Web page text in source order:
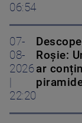
06:54
07-
08-
2026
22:20
Roșie:
ar